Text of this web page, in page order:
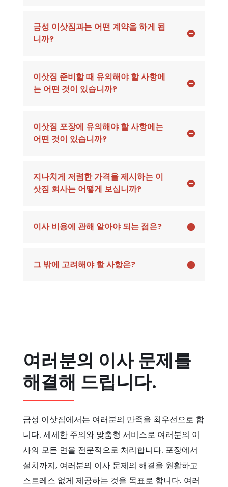
금성 이삿짐과는 어떤 계약을 하게 됩
니까?
이삿짐 준비할 때 유의해야 할 사항에
는 어떤 것이 있습니까?
이삿짐 포장에 유의해야 할 사항에는
어떤 것이 있습니까?
지나치게 저렴한 가격을 제시하는 이
삿짐 회사는 어떻게 보십니까?
이사 비용에 관해 알아야 되는 점은?
그 밖에 고려해야 할 사항은?
여러분의 이사 문제를
해결해 드립니다.
금성 이삿짐에서는 여러분의 만족을 최우선으로 합
니다. 세세한 주의와 맞춤형 서비스로 여러분의 이
사의 모든 면을 전문적으로 처리합니다. 포장에서
설치까지, 여러분의 이사 문제의 해결을 원활하고
스트레스 없게 제공하는 것을 목표로 합니다. 여러